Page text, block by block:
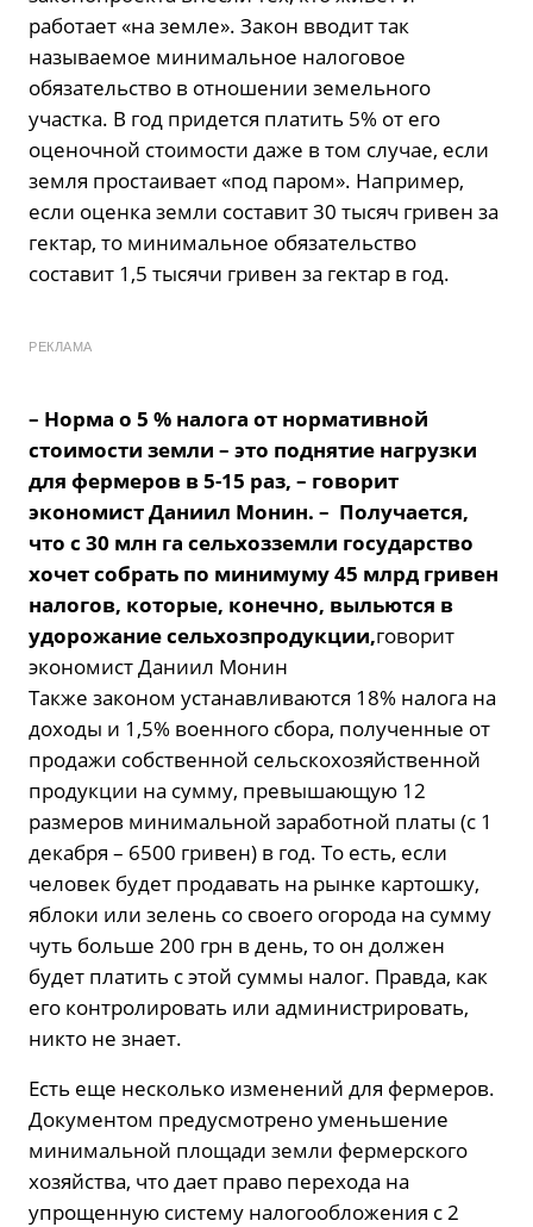
работает «на земле». Закон вводит так
называемое минимальное налоговое
обязательство в отношении земельного
участка. В год придется платить 5% от его
оценочной стоимости даже в том случае, если
земля простаивает «под паром». Например,
если оценка земли составит 30 тысяч гривен за
гектар, то минимальное обязательство
составит 1,5 тысячи гривен за гектар в год.
РЕКЛАМА
– Норма о 5 % налога от нормативной
стоимости земли – это поднятие нагрузки
для фермеров в 5-15 раз, – говорит
экономист Даниил Монин. – Получается,
что с 30 млн га сельхозземли государство
хочет собрать по минимуму 45 млрд гривен
налогов, которые, конечно, выльются в
удорожание сельхозпродукции,говорит
экономист Даниил Монин
Также законом устанавливаются 18% налога на
доходы и 1,5% военного сбора, полученные от
продажи собственной сельскохозяйственной
продукции на сумму, превышающую 12
размеров минимальной заработной платы (с 1
декабря – 6500 гривен) в год. То есть, если
человек будет продавать на рынке картошку,
яблоки или зелень со своего огорода на сумму
чуть больше 200 грн в день, то он должен
будет платить с этой суммы налог. Правда, как
его контролировать или администрировать,
никто не знает.
Есть еще несколько изменений для фермеров.
Документом предусмотрено уменьшение
минимальной площади земли фермерского
хозяйства, что дает право перехода на
упрощенную систему налогообложения с 2